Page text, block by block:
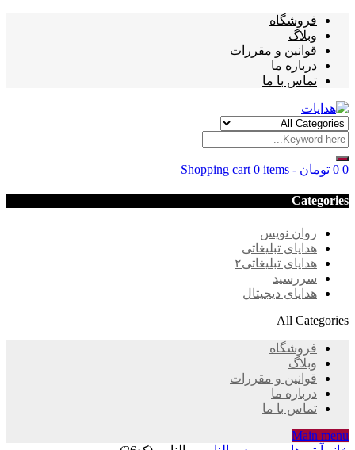
فروشگاه
وبلاگ
قوانین و مقررات
درباره ما
تماس با ما
Shopping cart 0 items - 0 تومان 0
Categories
روان نویس
هدایای تبلیغاتی
هدایای تبلیغاتی۲
سررسید
هدایای دیجیتال
All Categories
فروشگاه
وبلاگ
قوانین و مقررات
درباره ما
تماس با ما
Main menu